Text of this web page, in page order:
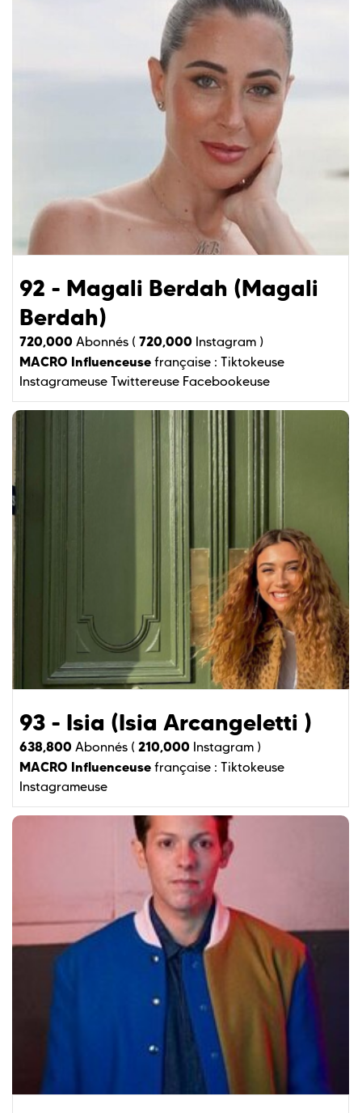
92 - Magali Berdah (Magali
Berdah)
720,000 Abonnés ( 720,000 Instagram )
MACRO Influenceuse française : Tiktokeuse
Instagrameuse Twittereuse Facebookeuse
93 - Isia (Isia Arcangeletti )
638,800 Abonnés ( 210,000 Instagram )
MACRO Influenceuse française : Tiktokeuse
Instagrameuse